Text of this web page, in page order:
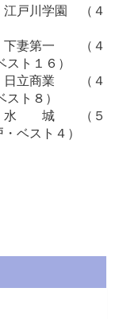
川学園 （４
妻第一 （４
ト１６）
立商業 （４
スト８）
水 城 （５
ベスト４）